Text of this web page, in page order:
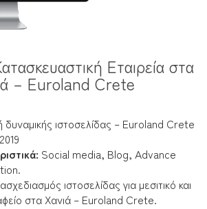
Εταιρεία στα
– Euroland Crete
δυναμικής ιστοσελίδας – Euroland Crete
2019
Social media, Blog, Advance
ιστοσελίδας για μεσιτικό και
στα Χανιά – Euroland Crete.